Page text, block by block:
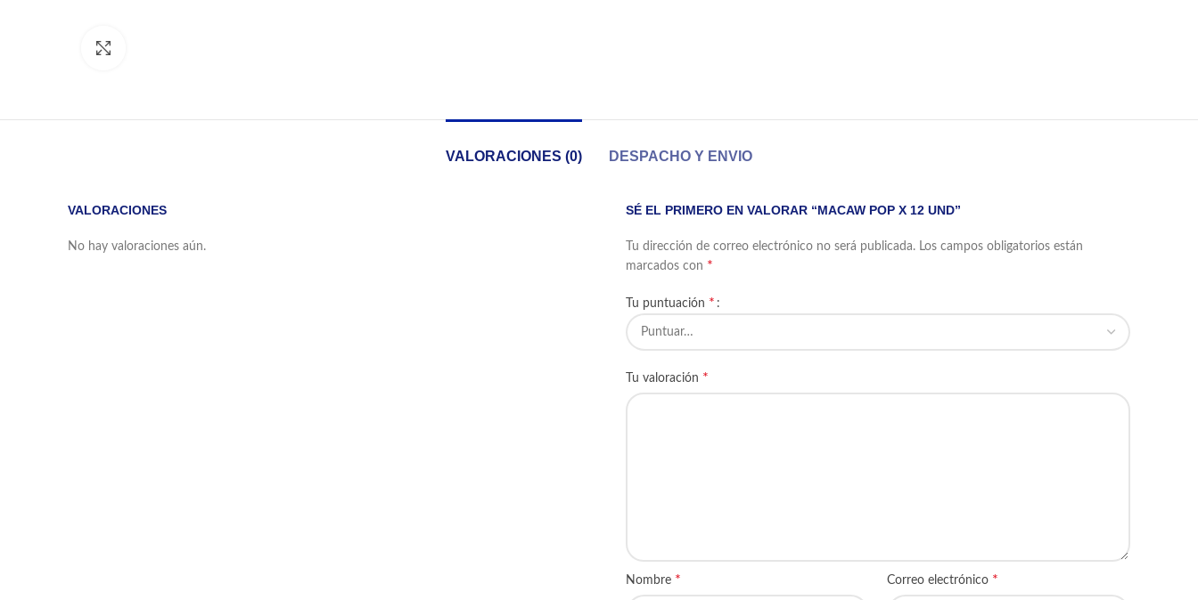
VALORACIONES (0) DESPACHO Y ENVIO
VALORACIONES
No hay valoraciones aún.
SÉ EL PRIMERO EN VALORAR “MACAW POP X 12 UND”
Tu dirección de correo electrónico no será publicada. Los campos obligatorios están
marcados con *
Tu puntuación *
Tu valoración *
Nombre * Correo electrónico *